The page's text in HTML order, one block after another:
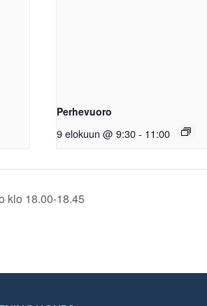
Perhevuoro
9 elokuun @ 9:30 - 11:00
klo 18.00-18.45